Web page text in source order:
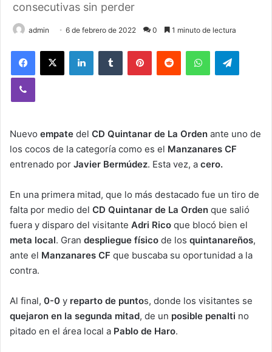
consecutivas sin perder
admin 6 de febrero de 2022 0 1 minuto de lectura
Nuevo empate del CD Quintanar de La Orden ante uno de
los cocos de la categoría como es el Manzanares CF
entrenado por Javier Bermúdez. Esta vez, a cero.
En una primera mitad, que lo más destacado fue un tiro de
falta por medio del CD Quintanar de La Orden que salió
fuera y disparo del visitante Adri Rico que blocó bien el
meta local. Gran despliegue físico de los quintanareños,
ante el Manzanares CF que buscaba su oportunidad a la
contra.
Al final, 0-0 y reparto de puntos, donde los visitantes se
quejaron en la segunda mitad, de un posible penalti no
pitado en el área local a Pablo de Haro.